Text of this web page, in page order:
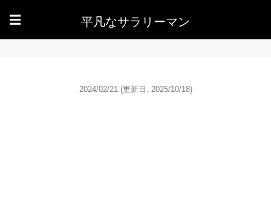
☰ 平凡なサラリーマン
2024/02/21 (更新日: 2025/10/18)